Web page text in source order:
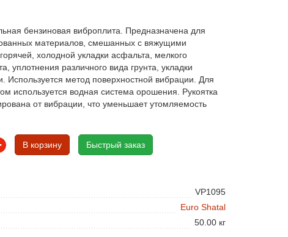
бензиновая виброплита. Предназначена для
материалов, смешанных с вяжущими
холодной укладки асфальта, мелкого
уплотнения различного вида грунта, укладки
Используется метод поверхностной вибрации. Для
используется водная система орошения. Рукоятка
от вибрации, что уменьшает утомляемость
В корзину Быстрый заказ
VP1095
Euro Shatal
50.00 кг